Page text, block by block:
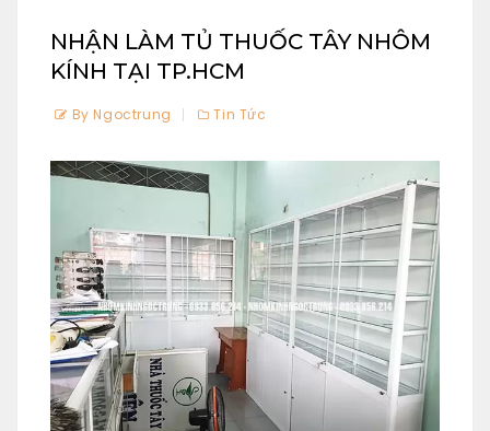
NHẬN LÀM TỦ THUỐC TÂY NHÔM
KÍNH TẠI TP.HCM
By Ngoctrung Tin Tức